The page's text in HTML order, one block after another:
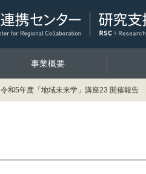
事業概要
令和5年度「地域未来学」講座23 開催報告